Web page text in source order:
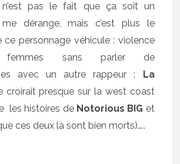
pas le fait que ça soit un
dérange, mais c’est plus le
ce personnage véhicule : violence
sans parler de
avec un autre rappeur : La
croirait presque sur la west coast
les histoires de Notorious BIG et
ces deux là sont bien morts)…..